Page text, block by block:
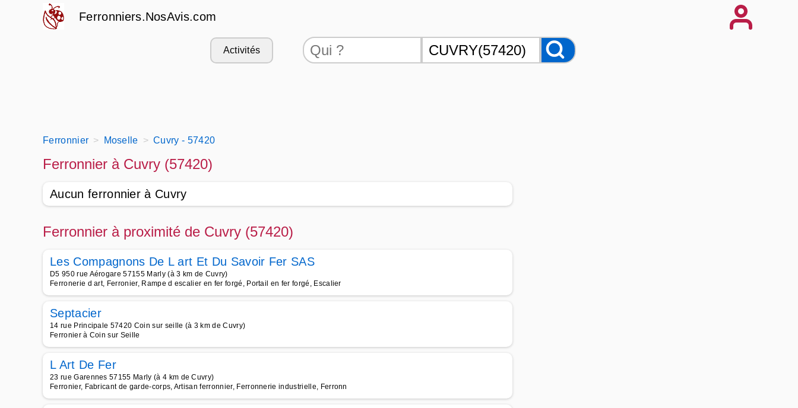
Ferronniers.NosAvis.com
Activités
Ferronnier Moselle Cuvry - 57420
Ferronnier à Cuvry (57420)
Aucun ferronnier à Cuvry
Ferronnier à proximité de Cuvry (57420)
Les Compagnons De L art Et Du Savoir Fer SAS
D5 950 rue Aérogare 57155 Marly (à 3 km de Cuvry)
Ferronerie d art, Ferronier, Rampe d escalier en fer forgé, Portail en fer forgé, Escalier
Septacier
14 rue Principale 57420 Coin sur seille (à 3 km de Cuvry)
Ferronier à Coin sur Seille
L Art De Fer
23 rue Garennes 57155 Marly (à 4 km de Cuvry)
Ferronier, Fabricant de garde-corps, Artisan ferronnier, Ferronnerie industrielle, Ferronn